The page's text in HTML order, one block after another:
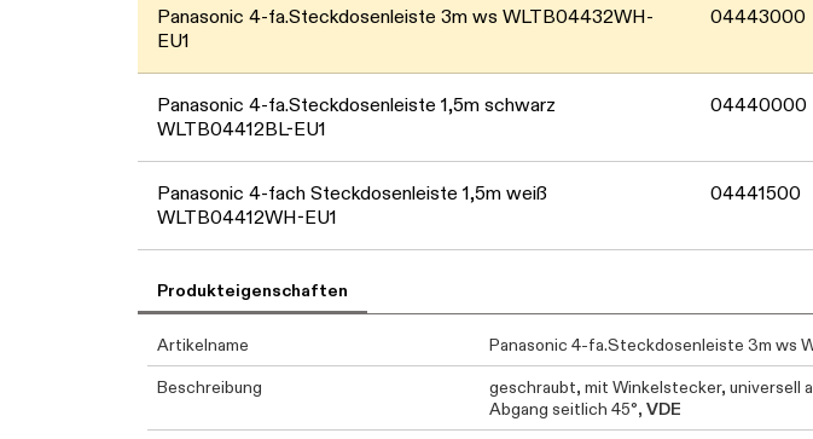
Panasonic 4-fa.Steckdosenleiste 3m ws WLTB04432WH-
EU1
04443000
Panasonic 4-fa.Steckdosenleiste 1,5m schwarz
WLTB04412BL-EU1
04440000
Panasonic 4-fach Steckdosenleiste 1,5m weiß
WLTB04412WH-EU1
04441500
Produkteigenschaften
Artikelname
Panasonic 4-fa.Steckdosenleiste 3m ws
Beschreibung
geschraubt, mit Winkelstecker, universell
Abgang seitlich 45°, VDE